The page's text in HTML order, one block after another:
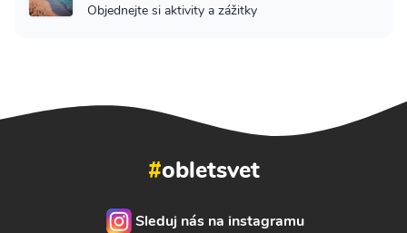
Objednejte si aktivity a zážitky
#obletsvet
Sleduj nás na instagramu